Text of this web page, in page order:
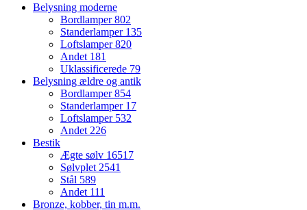
Belysning moderne
Bordlamper802
Standerlamper 135
Loftslamper820
Andet 181
Uklassificerede 79
Belysning ældre og antik
Bordlamper854
Standerlamper 17
Loftslamper 532
Andet 226
Bestik
Ægte sølv 16517
Sølvplet 2541
Stål 589
Andet 111
Bronze, kobber, tin m.m.